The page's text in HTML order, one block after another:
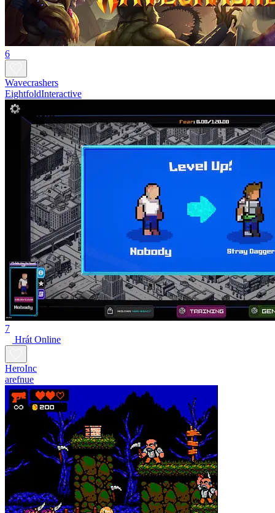
6
Wavecrashers
EightfoldInteractive
7
Hrát Online
HeroInc
arefnue